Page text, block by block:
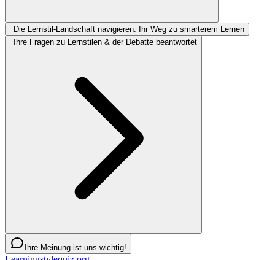
Die Lernstil-Landschaft navigieren: Ihr Weg zu smarterem Lernen
Ihre Fragen zu Lernstilen & der Debatte beantwortet
Ihre Meinung ist uns wichtig!